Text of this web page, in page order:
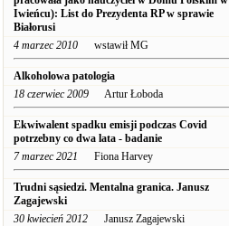
Iwieńcu): List do Prezydenta RP w sprawie
Białorusi
4 marzec 2010 wstawił MG
Alkoholowa patologia
18 czerwiec 2009 Artur Łoboda
Ekwiwalent spadku emisji podczas Covid
potrzebny co dwa lata - badanie
7 marzec 2021 Fiona Harvey
Trudni sąsiedzi. Mentalna granica. Janusz
Zagajewski
30 kwiecień 2012 Janusz Zagajewski